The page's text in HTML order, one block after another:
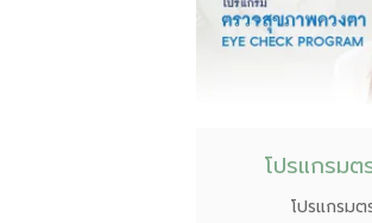
โปรแกรม
โปรแกรม